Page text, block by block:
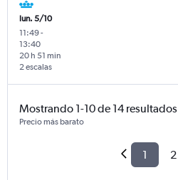
lun. 5/10
11:49-
13:40
2 escalas
20 h 51 min
Mostrando 1-10 de 14 resultados
Precio más barato
1 2